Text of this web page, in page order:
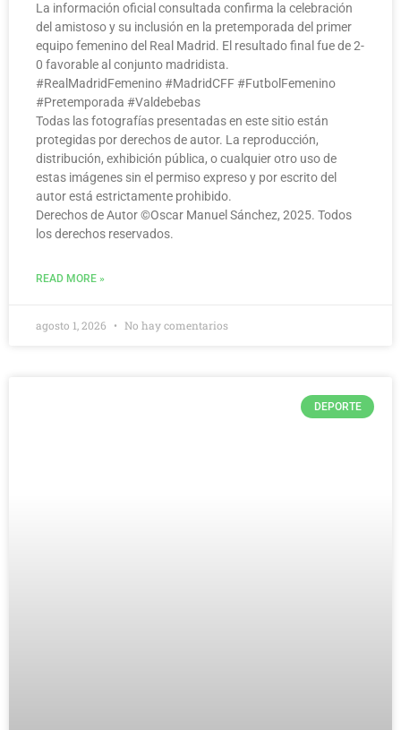
La información oficial consultada confirma la celebración
del amistoso y su inclusión en la pretemporada del primer
equipo femenino del Real Madrid. El resultado final fue de 2-
0 favorable al conjunto madridista.
#RealMadridFemenino #MadridCFF #FutbolFemenino
#Pretemporada #Valdebebas
Todas las fotografías presentadas en este sitio están
protegidas por derechos de autor. La reproducción,
distribución, exhibición pública, o cualquier otro uso de
estas imágenes sin el permiso expreso y por escrito del
autor está estrictamente prohibido.
Derechos de Autor ©️Oscar Manuel Sánchez, 2025. Todos
los derechos reservados.
READ MORE »
agosto 1, 2026 No hay comentarios
DEPORTE